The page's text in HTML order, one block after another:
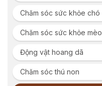
Chăm sóc sức khỏe chó
Chăm sóc sức khỏe mèo
Động vật hoang dã
Chăm sóc thú non